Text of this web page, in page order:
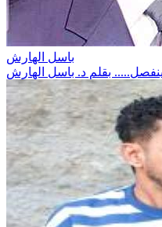
باسل الهارش
بقلم د. باسل الهارش